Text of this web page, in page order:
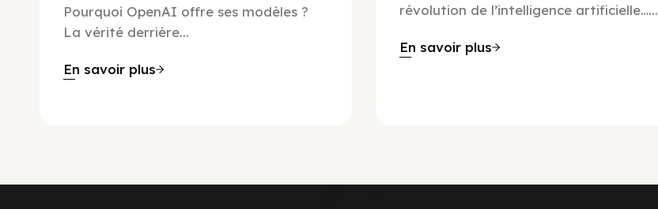
Pourquoi OpenAI offre ses modèles ?
La vérité derrière...
En savoir plus
révolution de l’intelligence artificielle…...
En savoir plus